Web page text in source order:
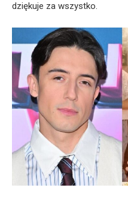
dziękuje za wszystko.